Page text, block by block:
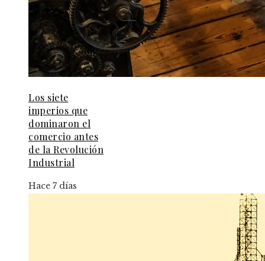
Los siete
imperios que
dominaron el
comercio antes
de la Revolución
Industrial
Hace 7 días